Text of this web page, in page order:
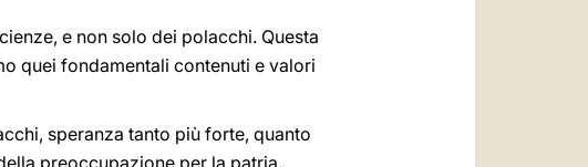
e non solo dei polacchi. Questa
quei fondamentali contenuti e valori
speranza tanto più forte, quanto
preoccupazione per la patria,